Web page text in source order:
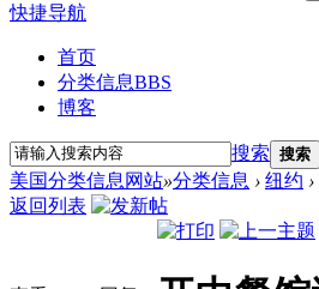
快捷导航
首页
分类信息BBS
博客
搜索 搜索
美国分类信息网站»分类信息 › 纽约 ›
返回列表